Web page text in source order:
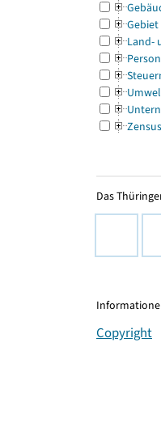
Gebiet
Land-
Zensus
Das
Copyright